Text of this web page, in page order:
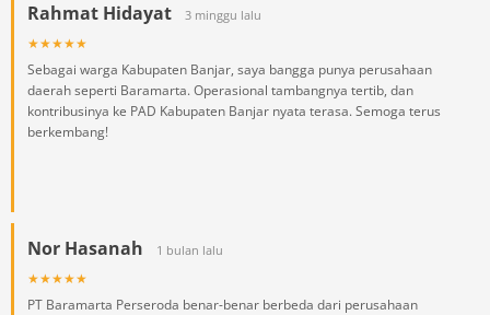
Rahmat Hidayat 3 minggu lalu
★★★★★
Sebagai warga Kabupaten Banjar, saya bangga punya perusahaan
daerah seperti Baramarta. Operasional tambangnya tertib, dan
kontribusinya ke PAD Kabupaten Banjar nyata terasa. Semoga terus
berkembang!
Nor Hasanah 1 bulan lalu
★★★★★
PT Baramarta Perseroda benar-benar berbeda dari perusahaan